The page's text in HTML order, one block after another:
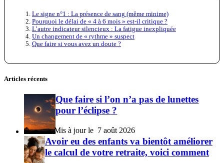
Le signe n°1 : La présence de sang (même minime)
Pourquoi le délai de « 4 à 6 mois » est-il critique ?
L’autre indicateur silencieux : La fatigue inexpliquée
Un changement de « rythme » suspect
Que faire si vous avez un doute ?
Articles récents
Que faire si l’on n’a pas de lunettes
pour l’éclipse ?
7 août 2026
Avoir eu des enfants va bientôt améliorer
le calcul de votre retraite, voici comment